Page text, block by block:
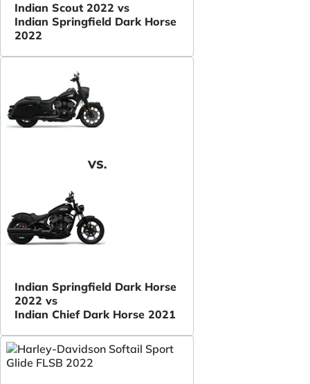
Indian Scout 2022 vs
Indian Springfield Dark Horse
2022
VS.
Indian Springfield Dark Horse
2022 vs
Indian Chief Dark Horse 2021